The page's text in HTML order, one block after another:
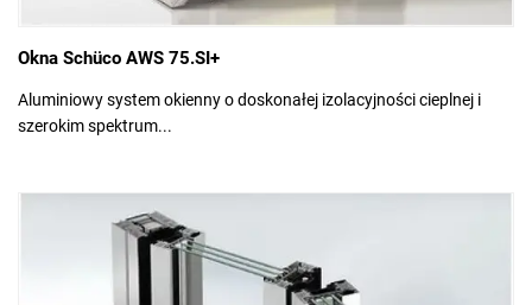
Okna Schüco AWS 75.SI+
Aluminiowy system okienny o doskonałej izolacyjności cieplnej i
szerokim spektrum...